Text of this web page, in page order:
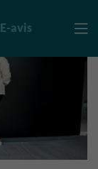

E-avis